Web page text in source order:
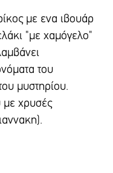
με ενα ιβουάρ
"με χαμόγελο"
του
μυστηρίου.
με χρυσές